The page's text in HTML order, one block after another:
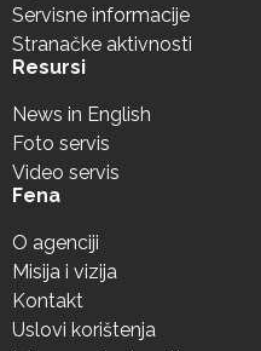
Servisne informacije
Stranačke aktivnosti
Resursi
News in English
Foto servis
Video servis
Fena
O agenciji
Misija i vizija
Kontakt
Uslovi korištenja